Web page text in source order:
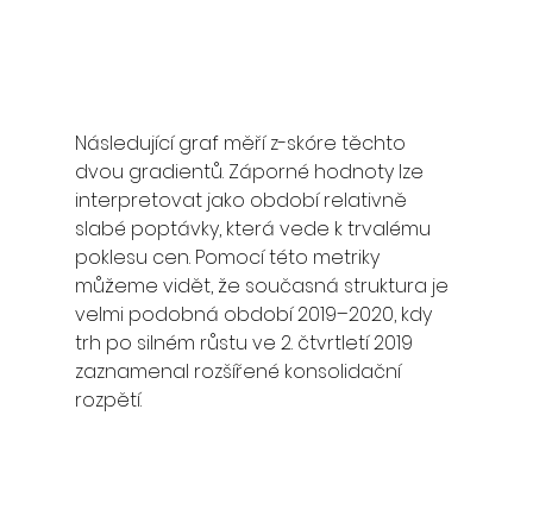
Následující graf měří z-skóre těchto
dvou gradientů. Záporné hodnoty lze
interpretovat jako období relativně
slabé poptávky, která vede k trvalému
poklesu cen. Pomocí této metriky
můžeme vidět, že současná struktura je
velmi podobná období 2019–2020, kdy
trh po silném růstu ve 2. čtvrtletí 2019
zaznamenal rozšířené konsolidační
rozpětí.